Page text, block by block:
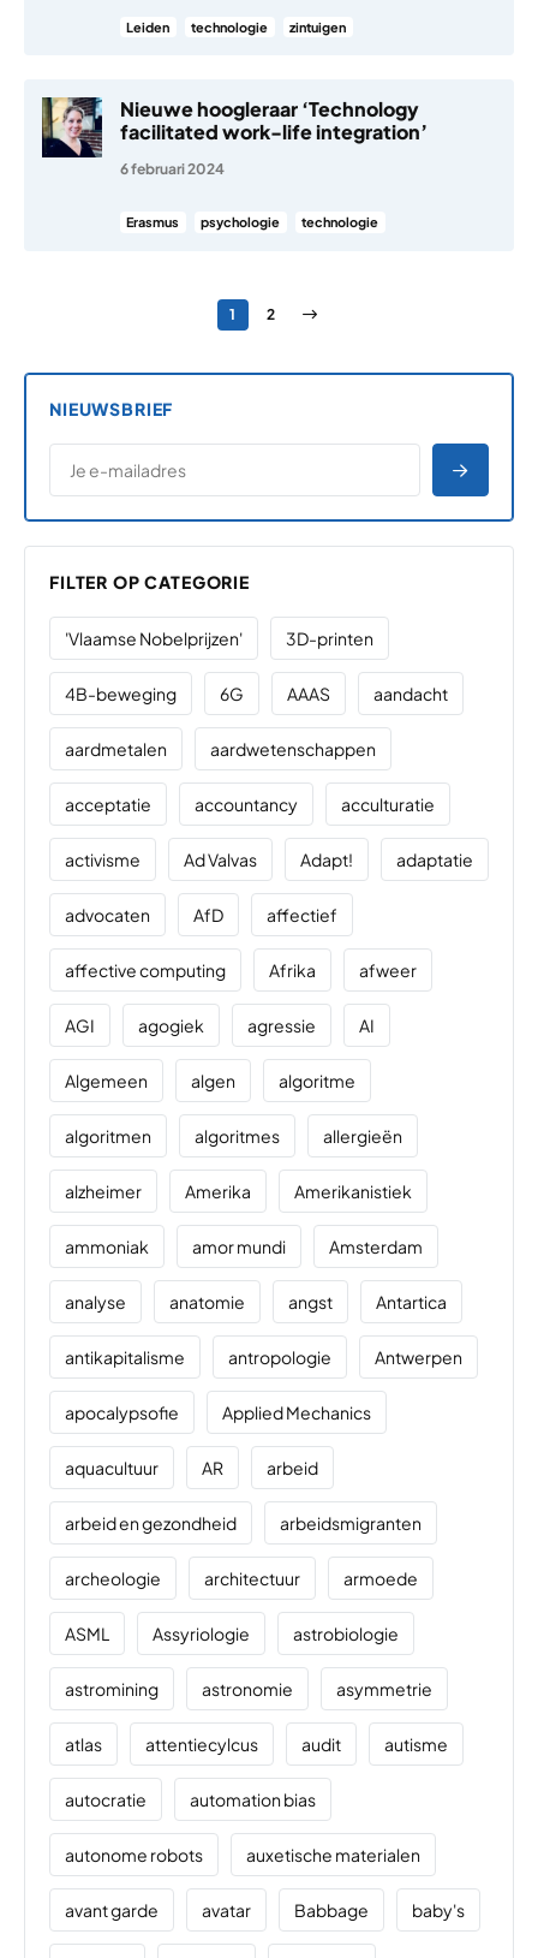
Leiden technologie zintuigen
Nieuwe hoogleraar ‘Technology
facilitated work-life integration’
6 februari 2024
Erasmus psychologie technologie
Berichten paginering
Pagina
1 Pagina
2 Volgende pagina
NIEUWSBRIEF
E-MAILADRES
*
FILTER OP CATEGORIE
'Vlaamse Nobelprijzen' 3D-printen
4B-beweging 6G AAAS aandacht
aardmetalen aardwetenschappen
acceptatie accountancy acculturatie
activisme Ad Valvas Adapt! adaptatie
advocaten AfD affectief
affective computing Afrika afweer
AGI agogiek agressie AI
Algemeen algen algoritme
algoritmen algoritmes allergieën
alzheimer Amerika Amerikanistiek
ammoniak amor mundi Amsterdam
analyse anatomie angst Antartica
antikapitalisme antropologie Antwerpen
apocalypsofie Applied Mechanics
aquacultuur AR arbeid
arbeid en gezondheid arbeidsmigranten
archeologie architectuur armoede
ASML Assyriologie astrobiologie
astromining astronomie asymmetrie
atlas attentiecylcus audit autisme
autocratie automation bias
autonome robots auxetische materialen
avant garde avatar Babbage baby's